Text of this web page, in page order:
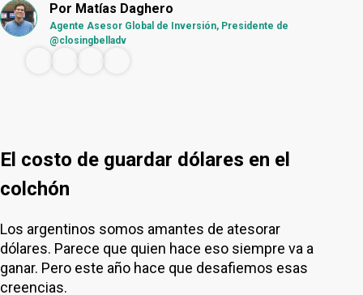
Por Matías Daghero
Agente Asesor Global de Inversión, Presidente de
@closingbelladv
El costo de guardar dólares en el
colchón
Los argentinos somos amantes de atesorar
dólares. Parece que quien hace eso siempre va a
ganar. Pero este año hace que desafiemos esas
creencias.